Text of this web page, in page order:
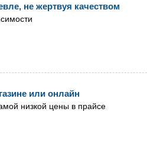
не жертвуя качеством
или онлайн
низкой цены в прайсе